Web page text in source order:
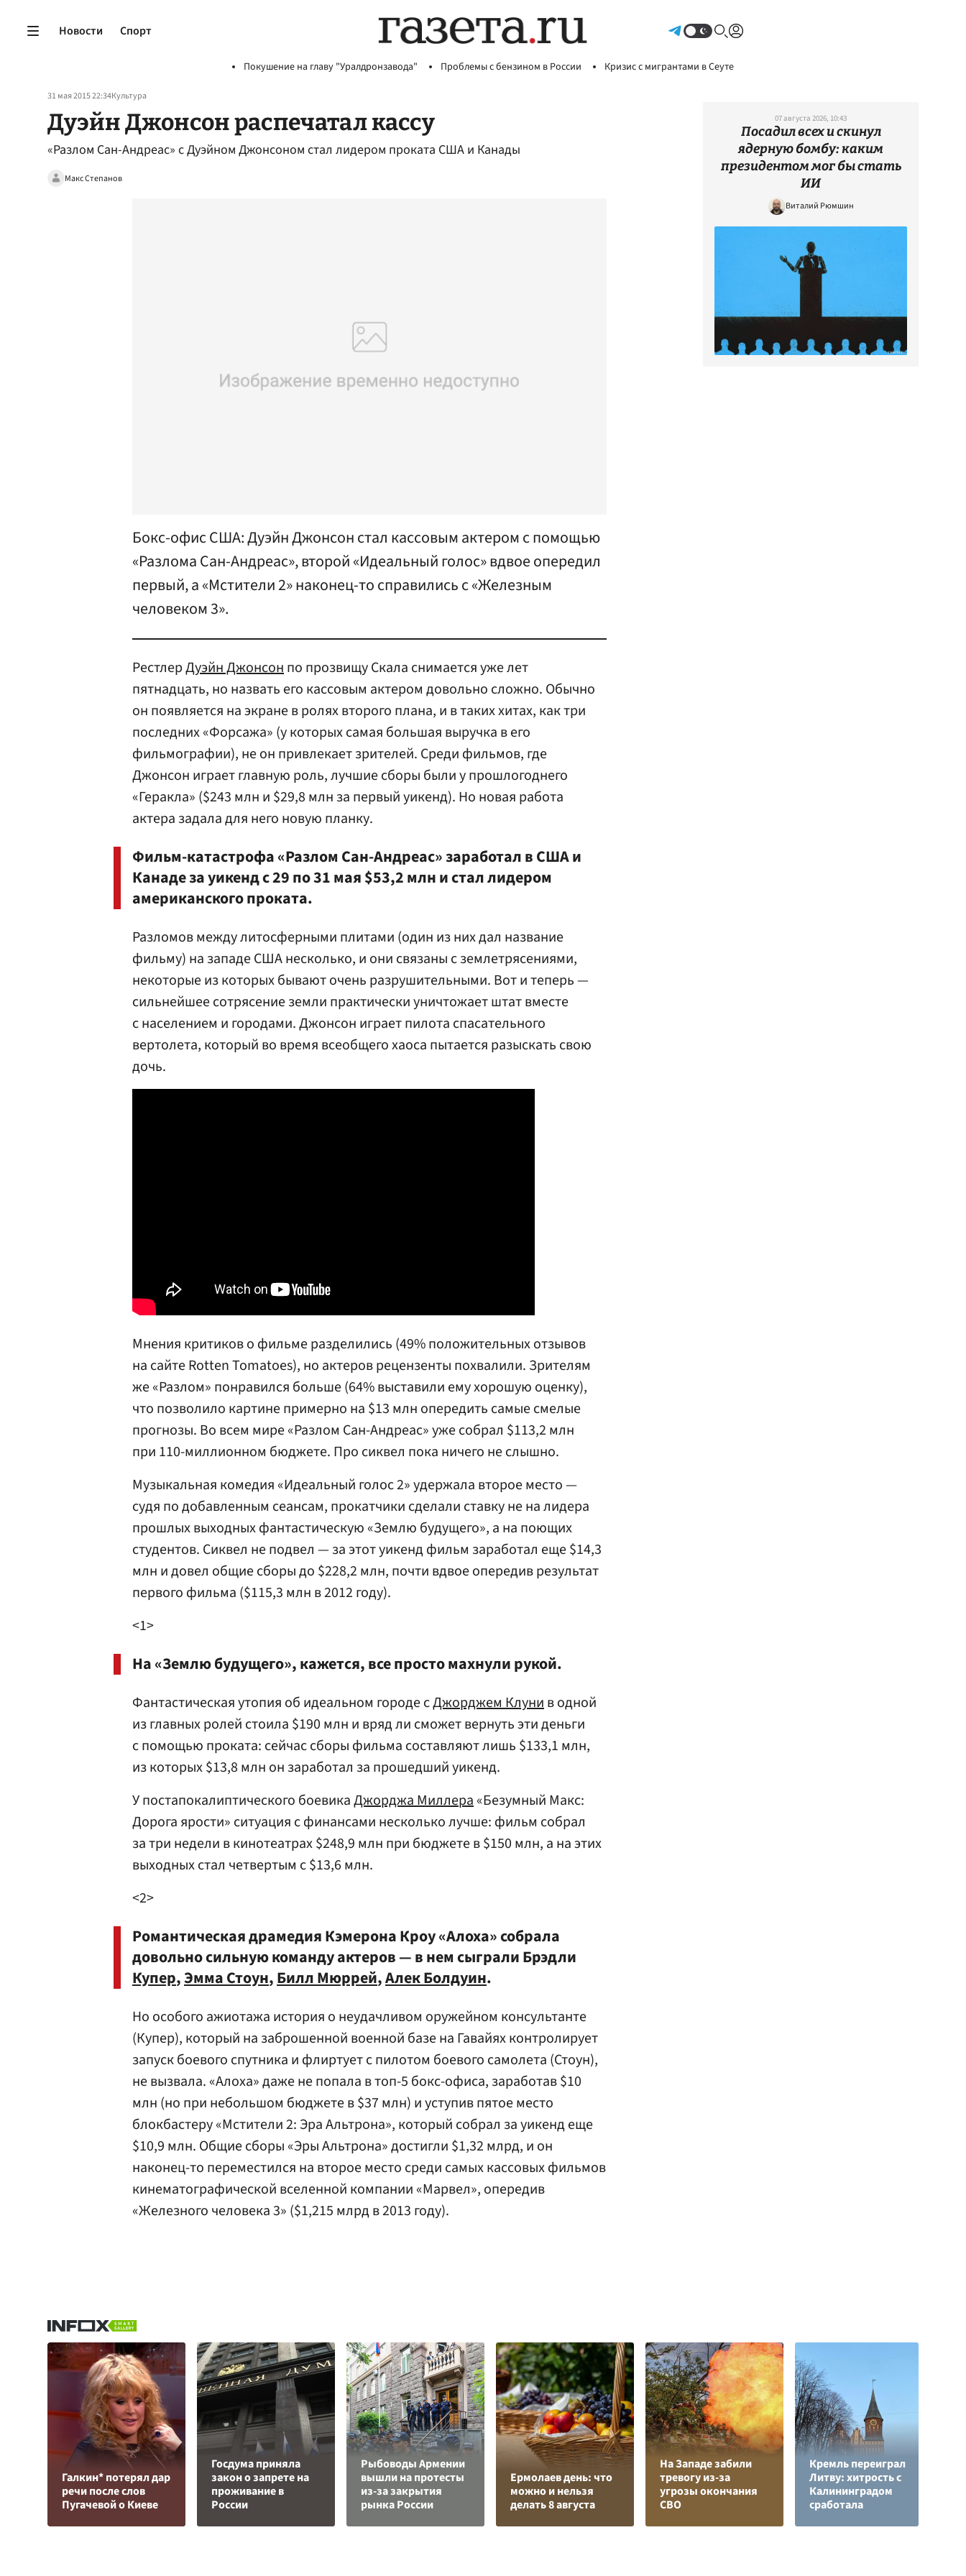
Новости Спорт
Покушение на главу "Уралдронзавода" Проблемы с бензином в России Кризис с мигрантами в Сеуте
31 мая 2015 22:34Культура
Дуэйн Джонсон распечатал кассу
«Разлом Сан-Андреас» с Дуэйном Джонсоном стал лидером проката США и Канады
Макс Степанов
Бокс-офис США: Дуэйн Джонсон стал кассовым актером с помощью
«Разлома Сан-Андреас», второй «Идеальный голос» вдвое опередил
первый, а «Мстители 2» наконец-то справились с «Железным
человеком 3».
РестлерДуэйн Джонсонпо прозвищу Скала снимается уже лет
пятнадцать, но назвать его кассовым актером довольно сложно. Обычно
он появляется на экране в ролях второго плана, и в таких хитах, как три
последних «Форсажа» (у которых самая большая выручка в его
фильмографии), не он привлекает зрителей. Среди фильмов, где
Джонсон играет главную роль, лучшие сборы были у прошлогоднего
«Геракла» ($243 млн и $29,8 млн за первый уикенд). Но новая работа
актера задала для него новую планку.
Фильм-катастрофа «Разлом Сан-Андреас» заработал в США и
Канаде за уикенд с 29 по 31 мая $53,2 млн и стал лидером
американского проката.
Разломов между литосферными плитами (один из них дал название
фильму) на западе США несколько, и они связаны с землетрясениями,
некоторые из которых бывают очень разрушительными. Вот и теперь —
сильнейшее сотрясение земли практически уничтожает штат вместе
с населением и городами. Джонсон играет пилота спасательного
вертолета, который во время всеобщего хаоса пытается разыскать свою
дочь.
Мнения критиков о фильме разделились (49% положительных отзывов
на сайте Rotten Tomatoes), но актеров рецензенты похвалили. Зрителям
же «Разлом» понравился больше (64% выставили ему хорошую оценку),
что позволило картине примерно на $13 млн опередить самые смелые
прогнозы. Во всем мире «Разлом Сан-Андреас» уже собрал $113,2 млн
при 110-миллионном бюджете. Про сиквел пока ничего не слышно.
Музыкальная комедия «Идеальный голос 2» удержала второе место —
судя по добавленным сеансам, прокатчики сделали ставку не на лидера
прошлых выходных фантастическую «Землю будущего», а на поющих
студентов. Сиквел не подвел — за этот уикенд фильм заработал еще $14,3
млн и довел общие сборы до $228,2 млн, почти вдвое опередив результат
первого фильма ($115,3 млн в 2012 году).
<1>
На «Землю будущего», кажется, все просто махнули рукой.
Фантастическая утопия об идеальном городе сДжорджем Клунив одной
из главных ролей стоила $190 млн и вряд ли сможет вернуть эти деньги
с помощью проката: сейчас сборы фильма составляют лишь $133,1 млн,
из которых $13,8 млн он заработал за прошедший уикенд.
У постапокалиптического боевикаДжорджа Миллера«Безумный Макс:
Дорога ярости» ситуация с финансами несколько лучше: фильм собрал
за три недели в кинотеатрах $248,9 млн при бюджете в $150 млн, а на этих
выходных стал четвертым с $13,6 млн.
<2>
Романтическая драмедия Кэмерона Кроу «Алоха» собрала
довольно сильную команду актеров — в нем сыграли Брэдли
Купер,Эмма Стоун,Билл Мюррей,Алек Болдуин.
Но особого ажиотажа история о неудачливом оружейном консультанте
(Купер), который на заброшенной военной базе на Гавайях контролирует
запуск боевого спутника и флиртует с пилотом боевого самолета (Стоун),
не вызвала. «Алоха» даже не попала в топ-5 бокс-офиса, заработав $10
млн (но при небольшом бюджете в $37 млн) и уступив пятое место
блокбастеру «Мстители 2: Эра Альтрона», который собрал за уикенд еще
$10,9 млн. Общие сборы «Эры Альтрона» достигли $1,32 млрд, и он
наконец-то переместился на второе место среди самых кассовых фильмов
кинематографической вселенной компании «Марвел», опередив
«Железного человека 3» ($1,215 млрд в 2013 году).
07 августа 2026, 10:43
Посадил всех и скинул
ядерную бомбу: каким
президентом мог бы стать
ИИ
Виталий Рюмшин
Галкин* потерял дар
речи после слов
Пугачевой о Киеве
Госдума приняла
закон о запрете на
проживание в
России
Рыбоводы Армении
вышли на протесты
из-за закрытия
рынка России
Ермолаев день: что
можно и нельзя
делать 8 августа
На Западе забили
тревогу из-за
угрозы окончания
СВО
Кремль переиграл
Литву: хитрость с
Калининградом
сработала